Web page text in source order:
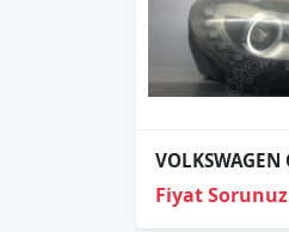
Fiyat Sorunuz